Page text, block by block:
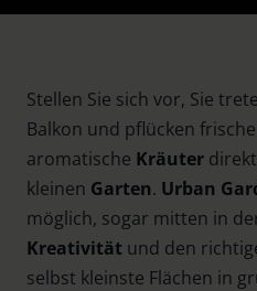
Stellen Sie sich vor, Sie
Balkon und pflücken frische
aromatische Kräuter
kleinen Garten. Urban
möglich, sogar mitten in
Kreativität und den
selbst kleinste Flächen in